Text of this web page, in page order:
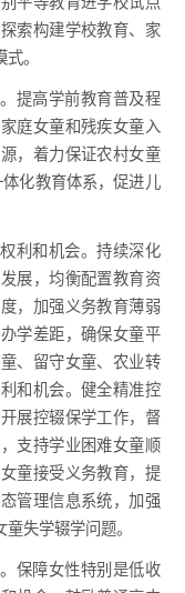
索构建学校教育、家
。
提高学前教育普及程
庭女童和残疾女童入
，着力保证农村女童
化教育体系，促进儿
利和机会。持续深化
展，均衡配置教育资
，加强义务教育薄弱
学差距，确保女童平
、留守女童、农业转
和机会。健全精准控
展控辍保学工作，督
支持学业困难女童顺
童接受义务教育，提
管理信息系统，加强
失学辍学问题。
保障女性特别是低收